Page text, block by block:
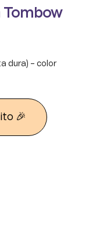
Tombow
dura) – color
🎉